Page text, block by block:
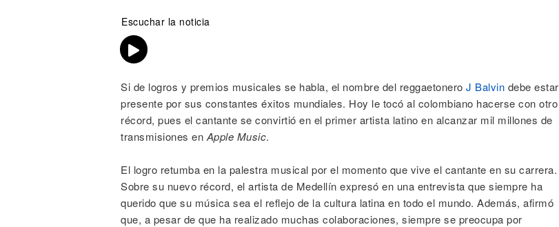
Escuchar la noticia
Si de logros y premios musicales se habla, el nombre del reggaetonero J Balvin debe estar
presente por sus constantes éxitos mundiales. Hoy le tocó al colombiano hacerse con otro
récord, pues el cantante se convirtió en el primer artista latino en alcanzar mil millones de
transmisiones en Apple Music.
El logro retumba en la palestra musical por el momento que vive el cantante en su carrera.
Sobre su nuevo récord, el artista de Medellín expresó en una entrevista que siempre ha
querido que su música sea el reflejo de la cultura latina en todo el mundo. Además, afirmó
que, a pesar de que ha realizado muchas colaboraciones, siempre se preocupa por